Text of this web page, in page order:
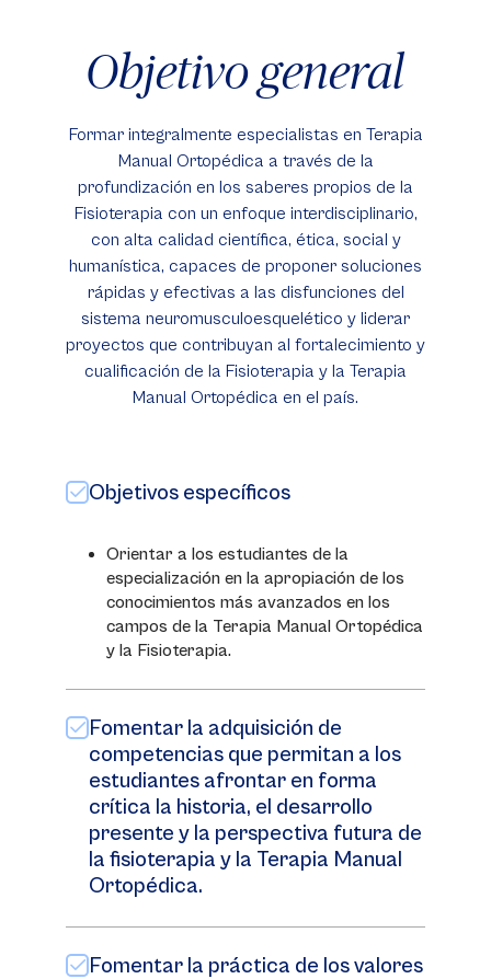
Objetivo general
Formar integralmente especialistas en Terapia
Manual Ortopédica a través de la
profundización en los saberes propios de la
Fisioterapia con un enfoque interdisciplinario,
con alta calidad científica, ética, social y
humanística, capaces de proponer soluciones
rápidas y efectivas a las disfunciones del
sistema neuromusculoesquelético y liderar
proyectos que contribuyan al fortalecimiento y
cualificación de la Fisioterapia y la Terapia
Manual Ortopédica en el país.
Objetivos específicos
Orientar a los estudiantes de la
especialización en la apropiación de los
conocimientos más avanzados en los
campos de la Terapia Manual Ortopédica
y la Fisioterapia.
Fomentar la adquisición de
competencias que permitan a los
estudiantes afrontar en forma
crítica la historia, el desarrollo
presente y la perspectiva futura de
la fisioterapia y la Terapia Manual
Ortopédica.
Fomentar la práctica de los valores